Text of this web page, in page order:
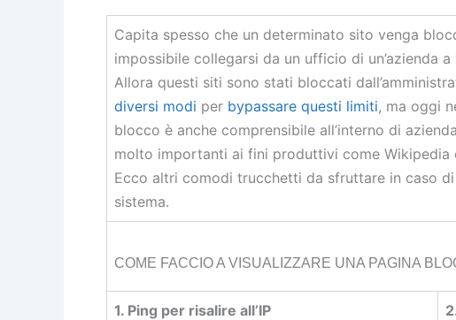
Capita spesso che un determinato sito venga
impossibile collegarsi da un ufficio di un’azienda
Allora questi siti sono stati bloccati
diversi modi per bypassare questi limiti, ma oggi
blocco è anche comprensibile all’interno di
molto importanti ai fini produttivi come
Ecco altri comodi trucchetti da sfruttare in caso
sistema.
COME FACCIO A VISUALIZZARE UNA PAGINA
1. Ping per risalire all’IP